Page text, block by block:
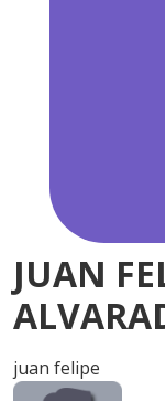
JUAN
juan felipe